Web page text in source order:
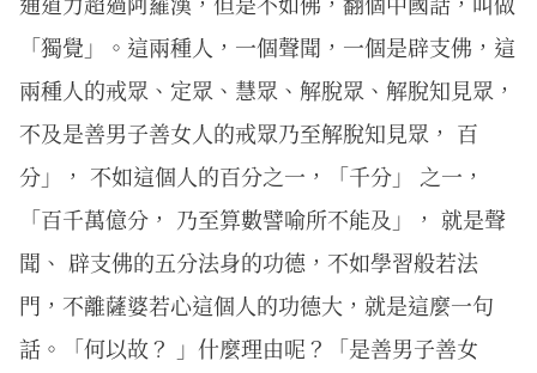
「獨覺」。這兩種人，一個聲聞，一個是辟支佛，這
兩種人的戒眾、定眾、慧眾、解脫眾、解脫知見眾，
不及是善男子善女人的戒眾乃至解脫知見眾， 百
分」， 不如這個人的百分之一，「千分」 之一，
「百千萬億分， 乃至算數譬喻所不能及」， 就是聲
聞、 辟支佛的五分法身的功德，不如學習般若法
門，不離薩婆若心這個人的功德大，就是這麼一句
話。「何以故？ 」什麼理由呢？「是善男子善女